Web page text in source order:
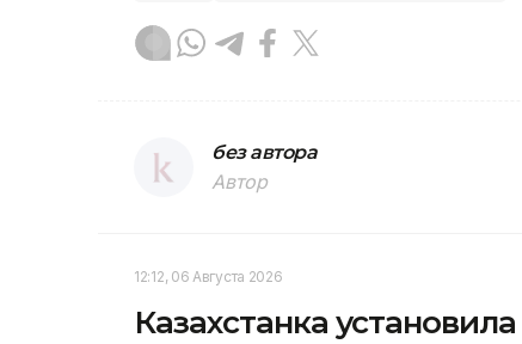
без автора
Автор
12:12, 06 Августа 2026
Казахстанка